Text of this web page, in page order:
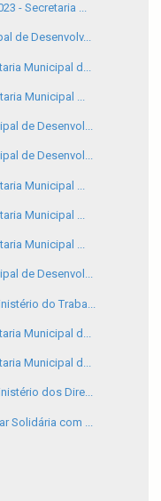
- Secretaria ...
de Desenvolv...
Municipal d...
Municipal ...
de Desenvol...
de Desenvol...
Municipal ...
Municipal ...
Municipal ...
de Desenvol...
do Traba...
Municipal d...
Municipal d...
dos Dire...
Solidária com ...